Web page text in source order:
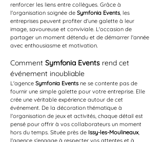
renforcer les liens entre collègues. Grâce à
l'organisation soignée de Symfonia Events, les
entreprises peuvent profiter d'une galette à leur
image, savoureuse et conviviale. L'occasion de
partager un moment détendu et de démarrer l'année
avec enthousiasme et motivation.
Comment Symfonia Events rend cet
événement inoubliable
L'agence Symfonia Events ne se contente pas de
fournir une simple galette pour votre entreprise. Elle
crée une véritable expérience autour de cet
événement. De la décoration thématique à
l'organisation de jeux et activités, chaque détail est
pensé pour offrir à vos collaborateurs un moment
hors du temps. Située près de Issy-les-Moulineaux,
l'agence s'engage à respecter vos attentes et à